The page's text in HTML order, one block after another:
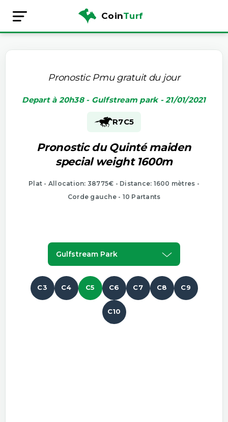
CoinTurf
Pronostic Pmu gratuit du jour
Depart à 20h38 - Gulfstream park - 21/01/2021
R7C5
Pronostic du Quinté maiden
special weight 1600m
Plat - Allocation: 38775€ - Distance: 1600 mètres -
Corde gauche - 10 Partants
Gulfstream Park
C3 C4 C5 C6 C7 C8 C9
C10